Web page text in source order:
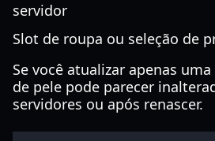
servidor
Slot de roupa ou seleção de
Se você atualizar apenas
de pele pode parecer
servidores ou após renascer.